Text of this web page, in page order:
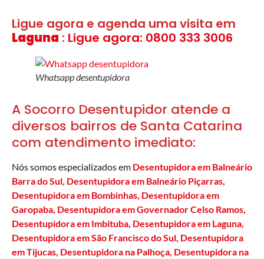
Ligue agora e agenda uma visita em
Laguna : Ligue agora: 0800 333 3006
Whatsapp desentupidora
A Socorro Desentupidor atende a
diversos bairros de Santa Catarina
com atendimento imediato:
Nós somos especializados em Desentupidora em Balneário
Barra do Sul Desentupidora em Balneário Piçarras
Desentupidora em Bombinhas Desentupidora em
Garopaba Desentupidora em Governador Celso Ramos
Desentupidora em Imbituba, Desentupidora em Laguna,
Desentupidora em São Francisco do Sul, Desentupidora
em Tijucas, Desentupidora na Palhoça, Desentupidora na